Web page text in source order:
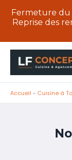
contenu
Accueil - Cuisine à
Fermeture du
Reprise des